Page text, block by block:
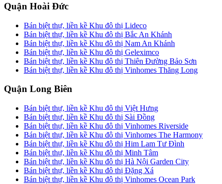
Quận Hoài Đức
Bán biệt thự, liền kề Khu đô thị Lideco
Bán biệt thự, liền kề Khu đô thị Bắc An Khánh
Bán biệt thự, liền kề Khu đô thị Nam An Khánh
Bán biệt thự, liền kề Khu đô thị Geleximco
Bán biệt thự, liền kề Khu đô thị Thiên Đường Bảo Sơn
Bán biệt thự, liền kề Khu đô thị Vinhomes Thăng Long
Quận Long Biên
Bán biệt thự, liền kề Khu đô thị Việt Hưng
Bán biệt thự, liền kề Khu đô thị Sài Đồng
Bán biệt thự, liền kề Khu đô thị Vinhomes Riverside
Bán biệt thự, liền kề Khu đô thị Vinhomes The Harmony
Bán biệt thự, liền kề Khu đô thị Him Lam Tư Đình
Bán biệt thự, liền kề Khu đô thị Minh Tâm
Bán biệt thự, liền kề Khu đô thị Hà Nội Garden City
Bán biệt thự, liền kề Khu đô thị Đặng Xá
Bán biệt thự, liền kề Khu đô thị Vinhomes Ocean Park